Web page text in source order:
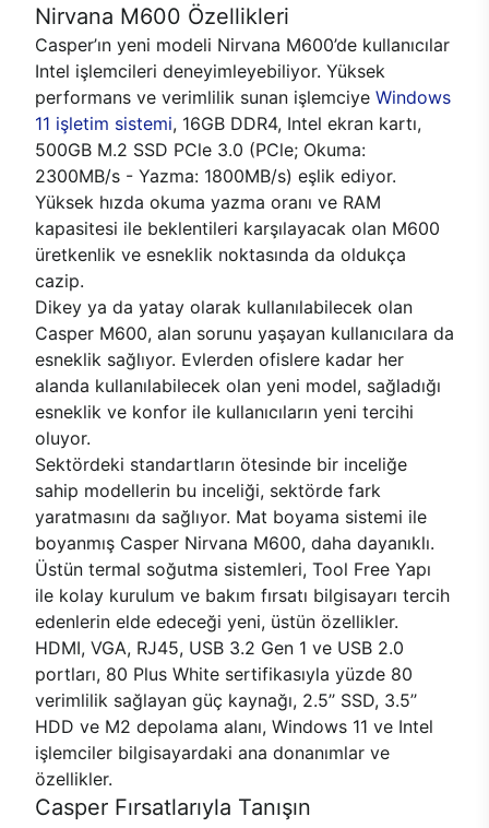
Nirvana M600 Özellikleri
Casper’ın yeni modeli Nirvana M600’de kullanıcılar
Intel işlemcileri deneyimleyebiliyor. Yüksek
performans ve verimlilik sunan işlemciye Windows
11 işletim sistemi, 16GB DDR4, Intel ekran kartı,
500GB M.2 SSD PCle 3.0 (PCle; Okuma:
2300MB/s - Yazma: 1800MB/s) eşlik ediyor.
Yüksek hızda okuma yazma oranı ve RAM
kapasitesi ile beklentileri karşılayacak olan M600
üretkenlik ve esneklik noktasında da oldukça
cazip.
Dikey ya da yatay olarak kullanılabilecek olan
Casper M600, alan sorunu yaşayan kullanıcılara da
esneklik sağlıyor. Evlerden ofislere kadar her
alanda kullanılabilecek olan yeni model, sağladığı
esneklik ve konfor ile kullanıcıların yeni tercihi
oluyor.
Sektördeki standartların ötesinde bir inceliğe
sahip modellerin bu inceliği, sektörde fark
yaratmasını da sağlıyor. Mat boyama sistemi ile
boyanmış Casper Nirvana M600, daha dayanıklı.
Üstün termal soğutma sistemleri, Tool Free Yapı
ile kolay kurulum ve bakım fırsatı bilgisayarı tercih
edenlerin elde edeceği yeni, üstün özellikler.
HDMI, VGA, RJ45, USB 3.2 Gen 1 ve USB 2.0
portları, 80 Plus White sertifikasıyla yüzde 80
verimlilik sağlayan güç kaynağı, 2.5’’ SSD, 3.5’’
HDD ve M2 depolama alanı, Windows 11 ve Intel
işlemciler bilgisayardaki ana donanımlar ve
özellikler.
Casper Fırsatlarıyla Tanışın